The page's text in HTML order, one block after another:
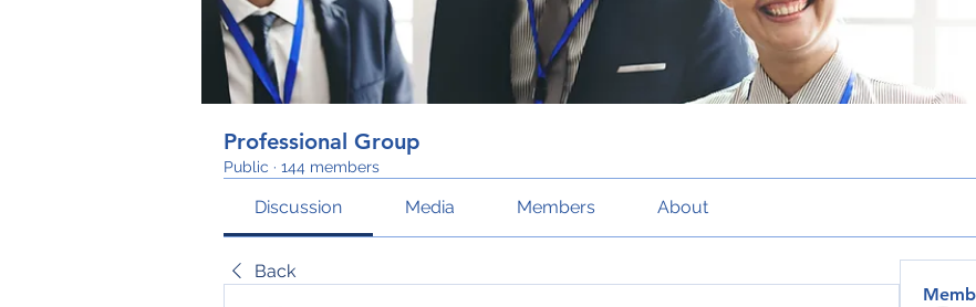
Professional Group
Public · 144 members
Discussion Media Members About
Back